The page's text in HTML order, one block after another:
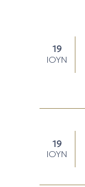
19
ΙΟΎΝ
19
ΙΟΎΝ